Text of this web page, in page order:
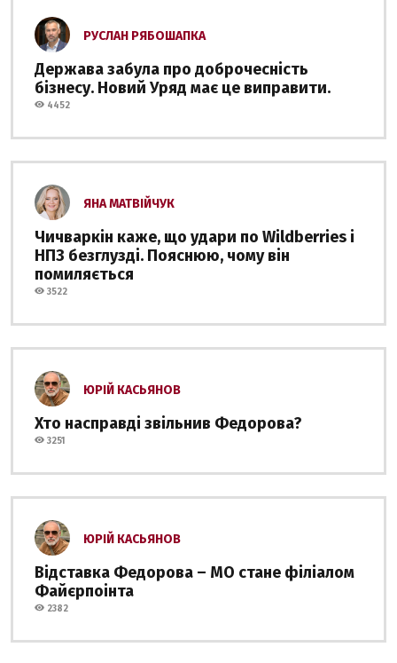
РУСЛАН РЯБОШАПКА
Держава забула про доброчесність
бізнесу. Новий Уряд має це виправити.
4452
ЯНА МАТВІЙЧУК
Чичваркін каже, що удари по Wildberries і
НПЗ безглузді. Пояснюю, чому він
помиляється
3522
ЮРІЙ КАСЬЯНОВ
Хто насправді звільнив Федорова?
3251
ЮРІЙ КАСЬЯНОВ
Відставка Федорова – МО стане філіалом
Файєрпоінта
2382